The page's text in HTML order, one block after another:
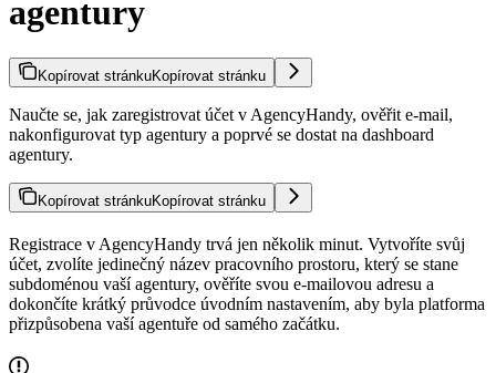
agentury
Kopírovat stránkuKopírovat stránku
Naučte se, jak zaregistrovat účet v AgencyHandy, ověřit e-mail,
nakonfigurovat typ agentury a poprvé se dostat na dashboard
agentury.
Kopírovat stránkuKopírovat stránku
Registrace v AgencyHandy trvá jen několik minut. Vytvoříte svůj
účet, zvolíte jedinečný název pracovního prostoru, který se stane
subdoménou vaší agentury, ověříte svou e-mailovou adresu a
dokončíte krátký průvodce úvodním nastavením, aby byla platforma
přizpůsobena vaší agentuře od samého začátku.